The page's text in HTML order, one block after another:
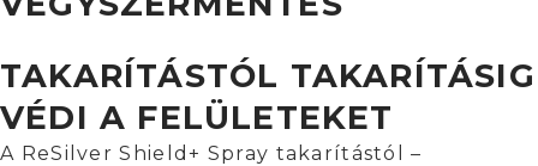
TAKARÍTÁSTÓL TAKARÍTÁSIG
VÉDI A FELÜLETEKET
A ReSilver Shield+ Spray takarítástól –